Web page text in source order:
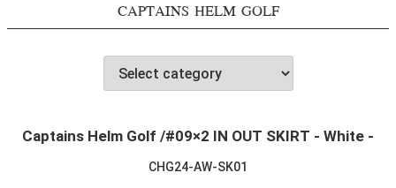
CAPTAINS HELM GOLF
Captains Helm Golf /#09×2 IN OUT SKIRT - White -
CHG24-AW-SK01